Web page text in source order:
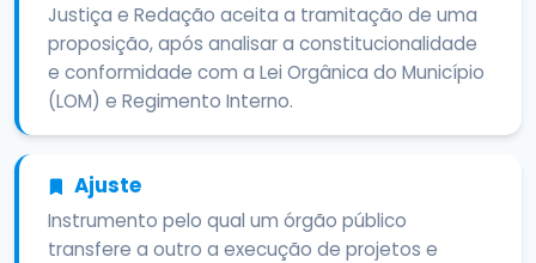
Justiça e Redação aceita a tramitação de uma
proposição, após analisar a constitucionalidade
e conformidade com a Lei Orgânica do Município
(LOM) e Regimento Interno.
Ajuste
Instrumento pelo qual um órgão público
transfere a outro a execução de projetos e